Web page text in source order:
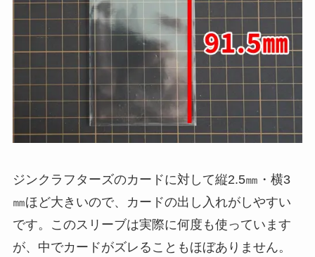
ジンクラフターズのカードに対して縦2.5㎜・横3
㎜ほど大きいので、カードの出し入れがしやすい
です。このスリーブは実際に何度も使っています
が、中でカードがズレることもほぼありません。